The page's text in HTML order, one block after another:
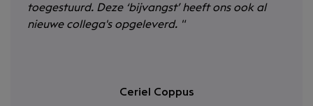
toegestuurd. Deze ‘bijvangst’ heeft ons ook al
nieuwe collega's opgeleverd. "
Ceriel Coppus